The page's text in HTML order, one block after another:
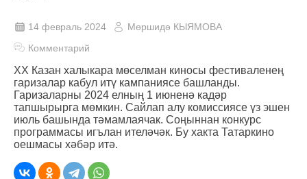
14 февраль 2024
Мөршидә КЫЯМОВА
Комментарий
XX Казан халыкара мөселман киносы фестиваленең
гаризалар кабул итү кампаниясе башланды.
Гаризаларны 2024 елның 1 июненә кадәр
тапшырырга мөмкин. Сайлап алу комиссиясе үз эшен
июль башында тәмамлаячак. Соңыннан конкурс
программасы игълан ителәчәк. Бу хакта Татаркино
оешмасы хәбәр итә.